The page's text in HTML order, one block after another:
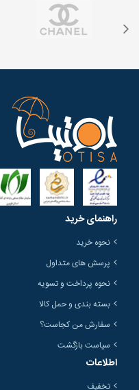
راهنمای خرید
نحوه خرید
پرسش های متداول
نحوه پرداخت و تسویه
بسته بندی و حمل کالا
سفارش من کجاست؟
سیاست بازگشت
اطلاعات
تخفیف